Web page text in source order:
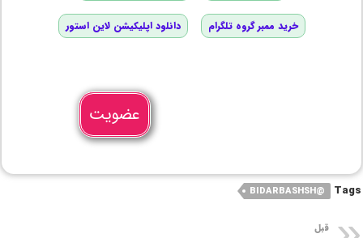
خرید ممبر گروه تلگرام دانلود اپلیکیشن لاین استور
عضویت
Tags
@BIDARBASHSH
قبل